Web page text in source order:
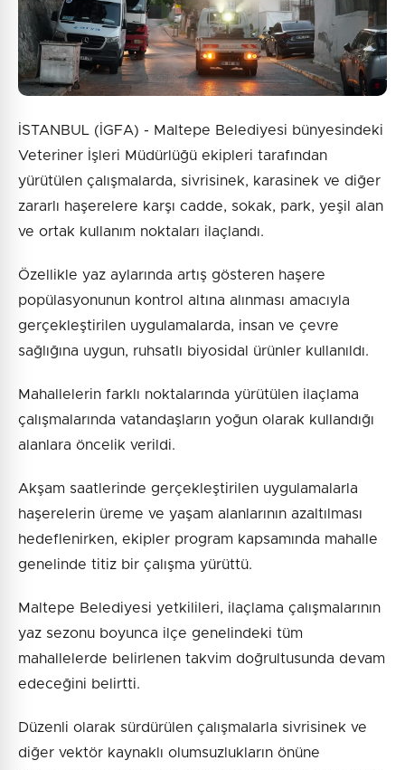
İSTANBUL (İGFA) - Maltepe Belediyesi bünyesindeki
Veteriner İşleri Müdürlüğü ekipleri tarafından
yürütülen çalışmalarda, sivrisinek, karasinek ve diğer
zararlı haşerelere karşı cadde, sokak, park, yeşil alan
ve ortak kullanım noktaları ilaçlandı.
Özellikle yaz aylarında artış gösteren haşere
popülasyonunun kontrol altına alınması amacıyla
gerçekleştirilen uygulamalarda, insan ve çevre
sağlığına uygun, ruhsatlı biyosidal ürünler kullanıldı.
Mahallelerin farklı noktalarında yürütülen ilaçlama
çalışmalarında vatandaşların yoğun olarak kullandığı
alanlara öncelik verildi.
Akşam saatlerinde gerçekleştirilen uygulamalarla
haşerelerin üreme ve yaşam alanlarının azaltılması
hedeflenirken, ekipler program kapsamında mahalle
genelinde titiz bir çalışma yürüttü.
Maltepe Belediyesi yetkilileri, ilaçlama çalışmalarının
yaz sezonu boyunca ilçe genelindeki tüm
mahallelerde belirlenen takvim doğrultusunda devam
edeceğini belirtti.
Düzenli olarak sürdürülen çalışmalarla sivrisinek ve
diğer vektör kaynaklı olumsuzlukların önüne